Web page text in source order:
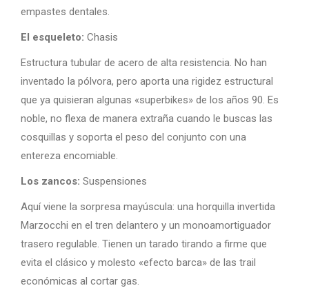
empastes dentales.
El esqueleto: Chasis
Estructura tubular de acero de alta resistencia. No han
inventado la pólvora, pero aporta una rigidez estructural
que ya quisieran algunas «superbikes» de los años 90. Es
noble, no flexa de manera extraña cuando le buscas las
cosquillas y soporta el peso del conjunto con una
entereza encomiable.
Los zancos: Suspensiones
Aquí viene la sorpresa mayúscula: una horquilla invertida
Marzocchi en el tren delantero y un monoamortiguador
trasero regulable. Tienen un tarado tirando a firme que
evita el clásico y molesto «efecto barca» de las trail
económicas al cortar gas.